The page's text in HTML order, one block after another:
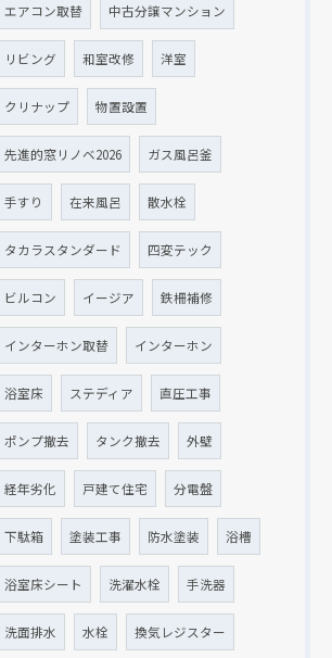
エアコン取替 中古分譲マンション
リビング 和室改修 洋室
クリナップ 物置設置
先進的窓リノベ2026 ガス風呂釜
手すり 在来風呂 散水栓
タカラスタンダード 四変テック
ビルコン イージア 鉄柵補修
インターホン取替 インターホン
浴室床 ステディア 直圧工事
ポンプ撤去 タンク撤去 外壁
経年劣化 戸建て住宅 分電盤
下駄箱 塗装工事 防水塗装 浴槽
浴室床シート 洗濯水栓 手洗器
洗面排水 水栓 換気レジスター